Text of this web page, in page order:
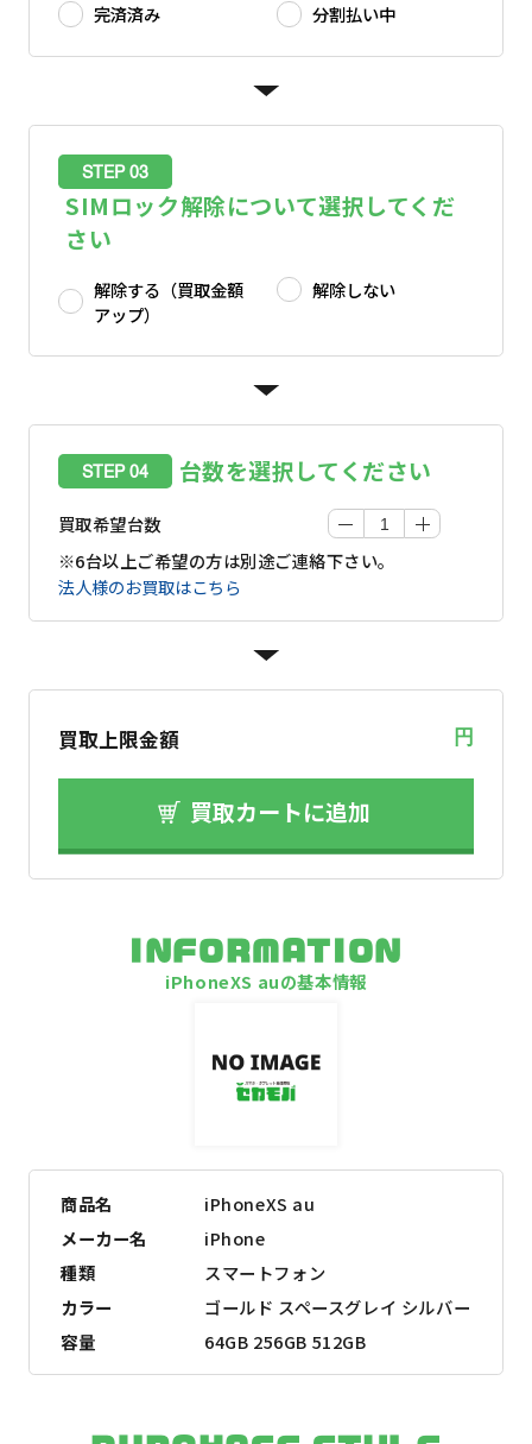
完済済み 分割払い中
STEP 03
SIMロック解除について選択してくだ
さい
解除する（買取金額
アップ）
解除しない
STEP 04 台数を選択してください
買取希望台数
※6台以上ご希望の方は別途ご連絡下さい。
法人様のお買取はこちら
買取上限金額 円
買取カートに追加
INFORMATION
iPhoneXS auの基本情報
商品名
iPhoneXS au
メーカー名
iPhone
種類
スマートフォン
カラー
ゴールド スペースグレイ シルバー
容量
64GB 256GB 512GB